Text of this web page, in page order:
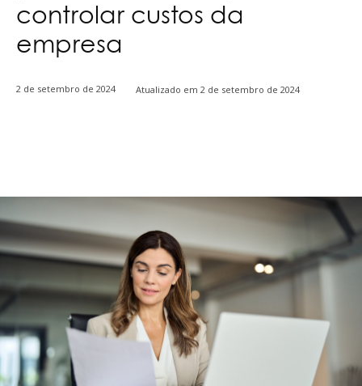
controlar custos da
empresa
2 de setembro de 2024 Atualizado em 2 de setembro de 2024